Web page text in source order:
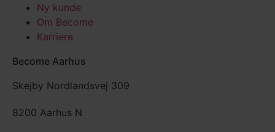
Ny kunde
Om Become
Karriere
Become Aarhus
Skejby Nordlandsvej 309
8200 Aarhus N